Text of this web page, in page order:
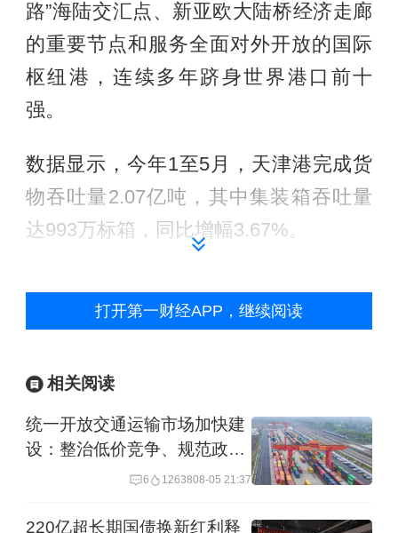
路”海陆交汇点、新亚欧大陆桥经济走廊
的重要节点和服务全面对外开放的国际
枢纽港，连续多年跻身世界港口前十
强。
数据显示，今年1至5月，天津港完成货
物吞吐量2.07亿吨，其中集装箱吞吐量
达993万标箱，同比增幅3.67%。
流港口建设”主题活动上，天津港有关负
天津港将陆续实施新建码头、现有码头
能级提升、航道拓宽浚深等码头基础设
施项目共15个，总投资约229亿元。规划
预测到2035年，天津港货物总吞吐量将
达到7.5亿吨左右，其中集装箱吞吐量达
打开第一财经APP，继续阅读
相关阅读
统一开放交通运输市场加快建
设：整治低价竞争、规范政府
6 1263808-05 21:37
220亿超长期国债换新红利释